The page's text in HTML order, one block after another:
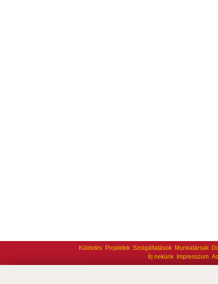
Küldetés Projektek Szolgáltatások Munkatársak
Írj nekünk
Impresszum